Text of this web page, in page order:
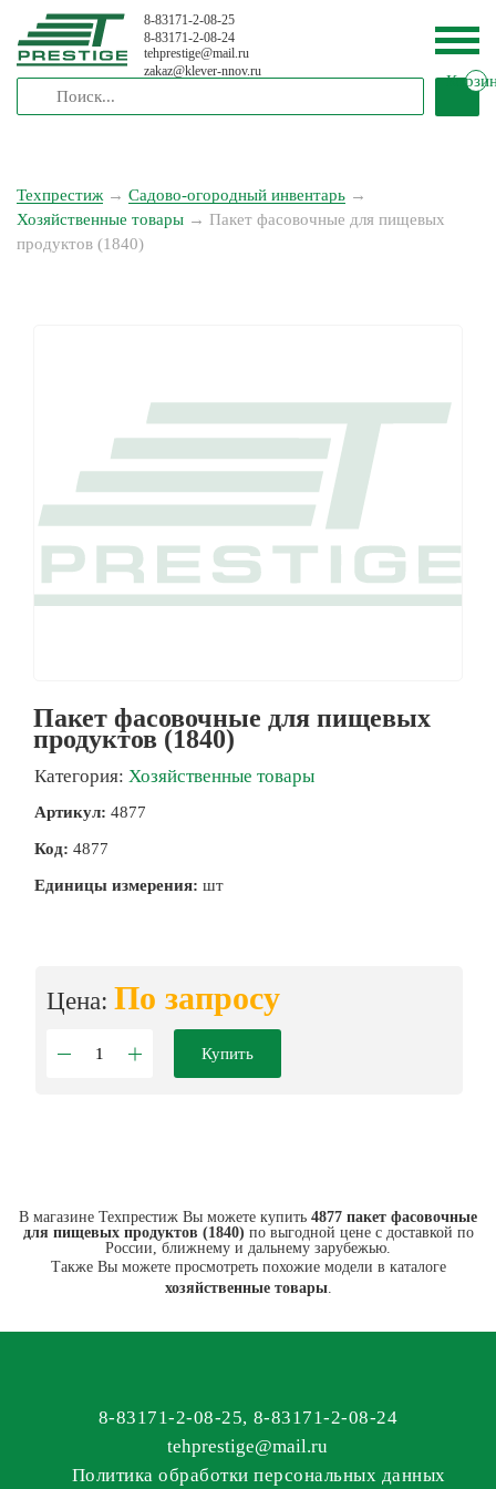
8-83171-2-08-25
8-83171-2-08-24
tehprestige@mail.ru
zakaz@klever-nnov.ru
Техпрестиж → Садово-огородный инвентарь →
Хозяйственные товары → Пакет фасовочные для пищевых
продуктов (1840)
Пакет фасовочные для пищевых
продуктов (1840)
Категория: Хозяйственные товары
Артикул: 4877
Код: 4877
Единицы измерения: шт
Цена: По запросу
Купить
В магазине Техпрестиж Вы можете купить 4877 пакет фасовочные
для пищевых продуктов (1840) по выгодной цене с доставкой по
России, ближнему и дальнему зарубежью.
Также Вы можете просмотреть похожие модели в каталоге
хозяйственные товары.
8-83171-2-08-25, 8-83171-2-08-24
tehprestige@mail.ru
Политика обработки персональных данных